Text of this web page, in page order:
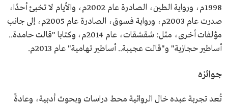
1998م، ورواية الطين، الصادرة عام 2002م، والأيام لا تخبئ أحدًا،
صدرت عام 2003م، ورواية فسوق، الصادرة عام 2005م، إلى جانب
مؤلفات أخرى، مثل: شقشقات، عام 2014م، وكتابا "قالت حامدة..
أساطير حجازية" و"قالت عجيبة.. أساطير تهامية" عام 2013م.
جوائزه
تُعد تجربة عبده خال الروائية محط دراسات وبحوث أدبية، وعادةً